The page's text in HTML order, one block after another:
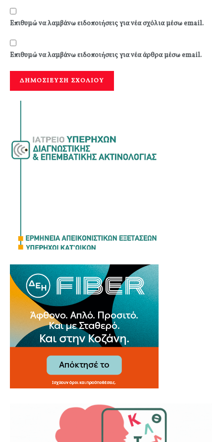
Επιθυμώ να λαμβάνω ειδοποιήσεις για νέα σχόλια μέσω email.
Επιθυμώ να λαμβάνω ειδοποιήσεις για νέα άρθρα μέσω email.